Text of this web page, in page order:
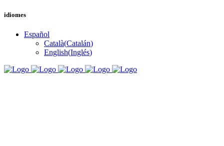
idiomes
Español
Català(Catalán)
English(Inglés)